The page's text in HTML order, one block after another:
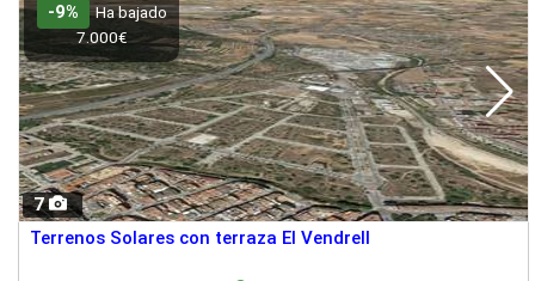
7
-9%
Ha bajado
7.000€
Terrenos Solares con terraza El Vendrell